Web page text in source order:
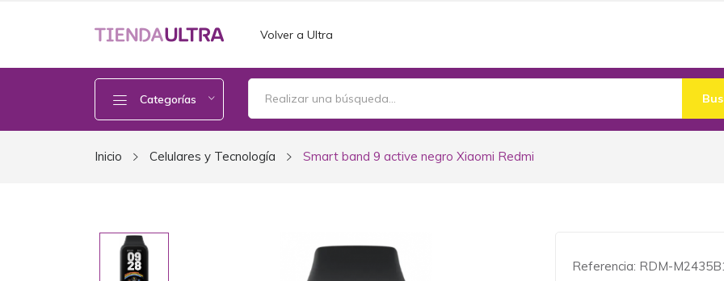
Volver a Ultra
Categorías
Inicio Celulares y Tecnología Smart band 9 active negro Xiaomi Redmi
Referencia: RDM-